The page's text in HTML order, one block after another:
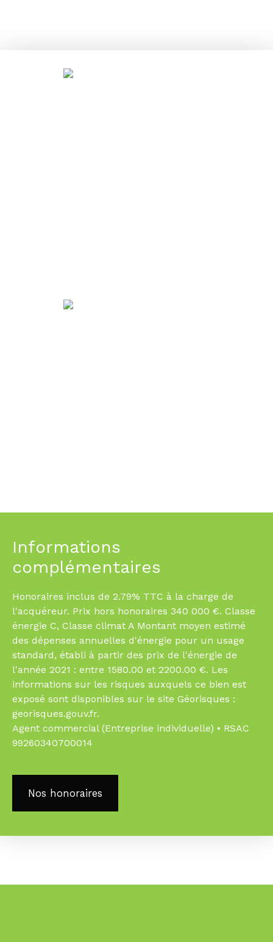
Informations
complémentaires
Honoraires inclus de 2.79% TTC à la charge de
l'acquéreur. Prix hors honoraires 340 000 €. Classe
énergie C, Classe climat A Montant moyen estimé
des dépenses annuelles d'énergie pour un usage
standard, établi à partir des prix de l'énergie de
l'année 2021 : entre 1580.00 et 2200.00 €. Les
informations sur les risques auxquels ce bien est
exposé sont disponibles sur le site Géorisques :
georisques.gouv.fr.
Agent commercial (Entreprise individuelle) • RSAC
99260340700014
Nos honoraires